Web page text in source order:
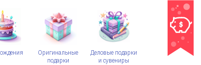
Оригинальные
подарки
Деловые подарки
и сувениры